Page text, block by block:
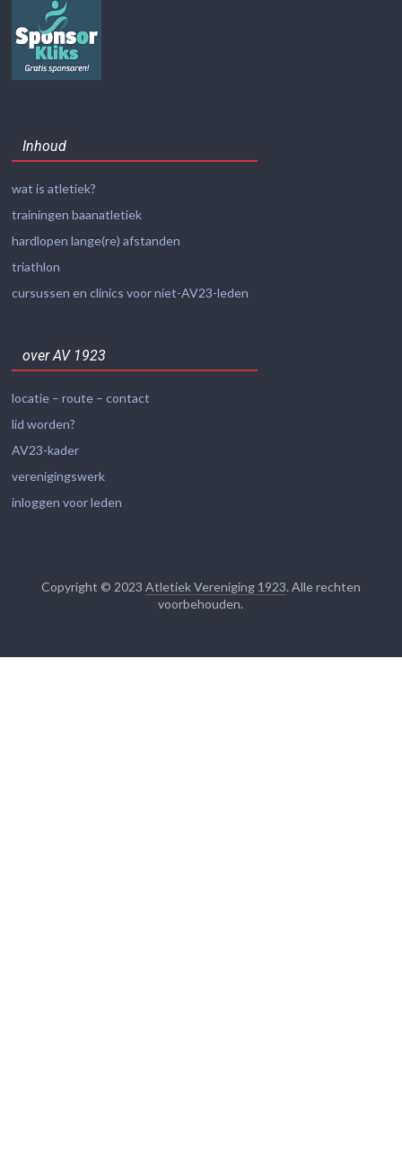
Inhoud
wat is atletiek?
trainingen baanatletiek
hardlopen lange(re) afstanden
triathlon
cursussen en clinics voor niet-AV23-leden
over AV 1923
locatie – route – contact
lid worden?
AV23-kader
verenigingswerk
inloggen voor leden
Copyright © 2023 Atletiek Vereniging 1923. Alle rechten
voorbehouden.